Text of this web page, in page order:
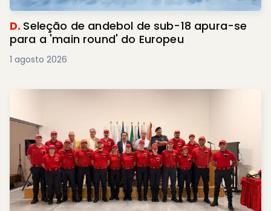
D. Seleção de andebol de sub-18 apura-se
para a 'main round' do Europeu
1 agosto 2026